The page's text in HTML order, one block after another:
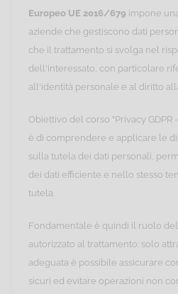
Europeo UE 2016/679 impone
aziende che gestiscono dati
che il trattamento si svolga nel
dell'interessato, con particolare
all'identità personale e al diritto
Obiettivo del corso "Privacy GDPR
è di comprendere e applicare le
sulla tutela dei dati personali,
dei dati efficiente e nello stesso
tutela.
Fondamentale è quindi il ruolo
autorizzato al trattamento: solo
adeguata è possibile assicurare
sicuri ed evitare operazioni non